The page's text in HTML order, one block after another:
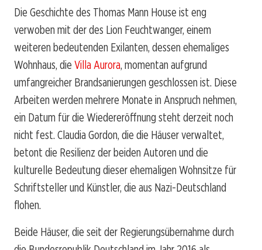
Die Geschichte des Thomas Mann House ist eng
verwoben mit der des Lion Feuchtwanger, einem
weiteren bedeutenden Exilanten, dessen ehemaliges
Wohnhaus, die Villa Aurora, momentan aufgrund
umfangreicher Brandsanierungen geschlossen ist. Diese
Arbeiten werden mehrere Monate in Anspruch nehmen,
ein Datum für die Wiedereröffnung steht derzeit noch
nicht fest. Claudia Gordon, die die Häuser verwaltet,
betont die Resilienz der beiden Autoren und die
kulturelle Bedeutung dieser ehemaligen Wohnsitze für
Schriftsteller und Künstler, die aus Nazi-Deutschland
flohen.
Beide Häuser, die seit der Regierungsübernahme durch